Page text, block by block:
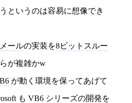
というのは容易に想像でき
ールの実装を8ビットスルー
が複雑かw
が動く環境を保ってあげて
も VB6 シリーズの開発を